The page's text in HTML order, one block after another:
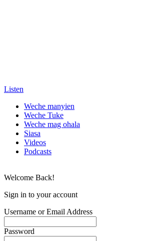
Listen
Weche manyien
Weche Tuke
Weche mag ohala
Siasa
Videos
Podcasts
Welcome Back!
Sign in to your account
Username or Email Address
Password